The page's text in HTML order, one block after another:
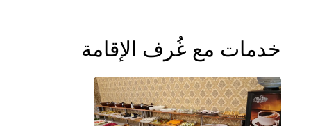
خدمات مع غُرف الإقامة